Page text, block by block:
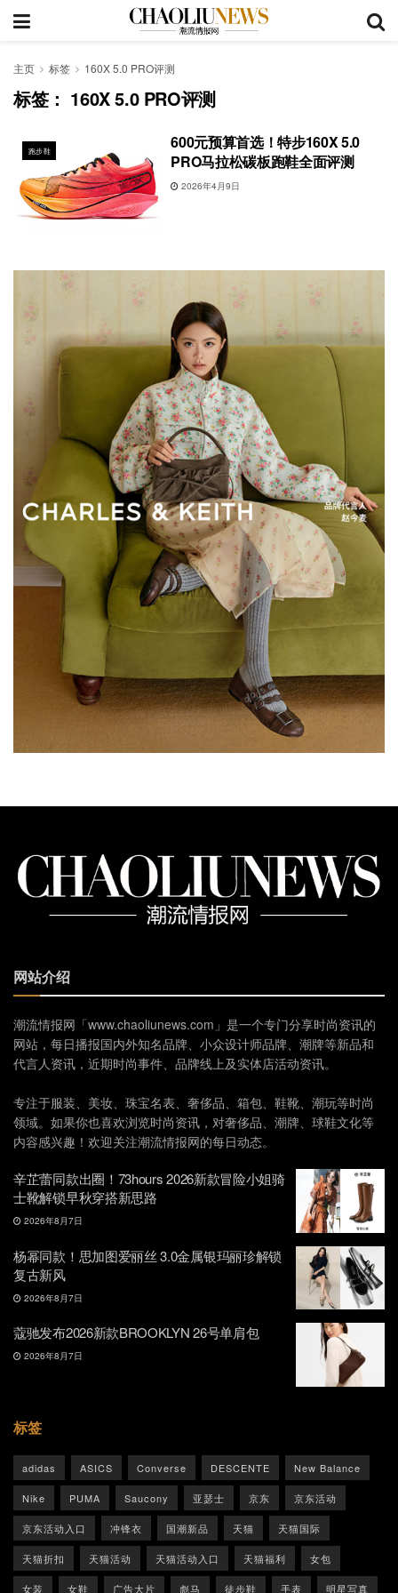
主页 标签 160X 5.0 PRO评测
标签： 160X 5.0 PRO评测
跑步鞋
600元预算首选！特步160X 5.0
PRO马拉松碳板跑鞋全面评测
2026年4月9日
网站介绍
潮流情报网「www.chaoliunews.com」是一个专门分享时尚资讯的
网站，每日播报国内外知名品牌、小众设计师品牌、潮牌等新品和
代言人资讯，近期时尚事件、品牌线上及实体店活动资讯。
专注于服装、美妆、珠宝名表、奢侈品、箱包、鞋靴、潮玩等时尚
领域。如果你也喜欢浏览时尚资讯，对奢侈品、潮牌、球鞋文化等
内容感兴趣！欢迎关注潮流情报网的每日动态。
辛芷蕾同款出圈！73hours 2026新款冒险小姐骑
士靴解锁早秋穿搭新思路
2026年8月7日
杨幂同款！思加图爱丽丝 3.0金属银玛丽珍解锁
复古新风
2026年8月7日
蔻驰发布2026新款BROOKLYN 26号单肩包
2026年8月7日
标签
adidas ASICS Converse DESCENTE New Balance
Nike PUMA Saucony 亚瑟士 京东 京东活动
京东活动入口 冲锋衣 国潮新品 天猫 天猫国际
天猫折扣 天猫活动 天猫活动入口 天猫福利 女包
女装 女鞋 广告大片 彪马 徒步鞋 手表 明星写真